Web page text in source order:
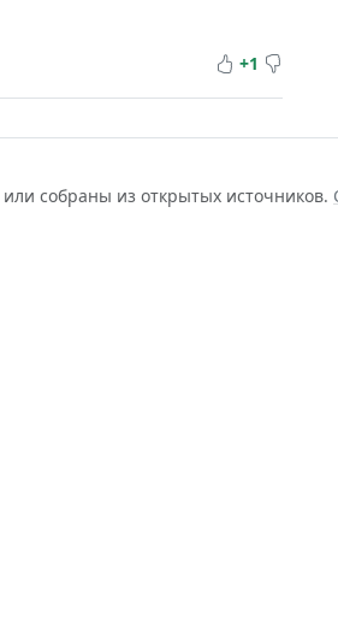
+1
собраны из открытых источников.